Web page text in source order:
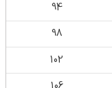
94
98
102